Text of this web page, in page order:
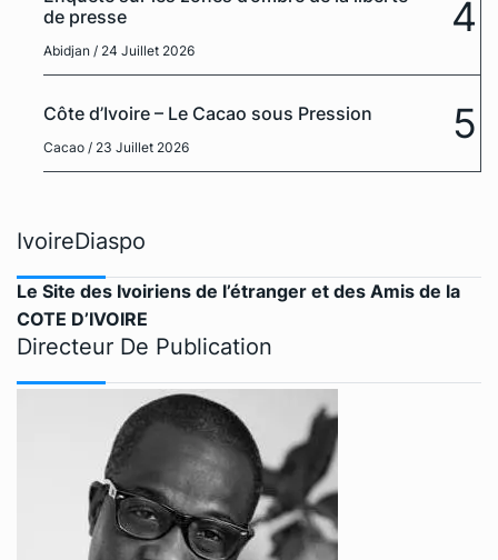
de presse
Abidjan / 24 Juillet 2026
4
Côte d’Ivoire – Le Cacao sous Pression
Cacao / 23 Juillet 2026 5
IvoireDiaspo
Le Site des Ivoiriens de l’étranger et des Amis de la
COTE D’IVOIRE
Directeur De Publication